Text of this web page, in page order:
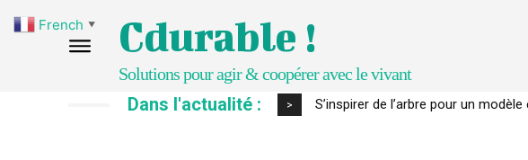
Cdurable !
Solutions pour agir & coopérer avec le vivant
Dans l'actualité : > S’inspirer de l’arbre pour un
French ▼